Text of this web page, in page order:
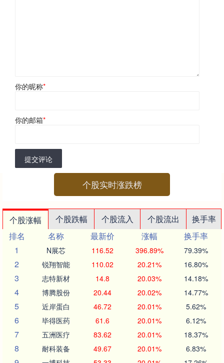
你的昵称*
你的邮箱*
提交评论
个股实时涨跌榜
个股涨幅 个股跌幅 个股流入 个股流出
换手率
排名
名称 最新价 涨幅
换手率
1
N展芯 116.52 396.89% 79.39%
2 锐翔智能 110.02 20.21% 16.80%
3 志特新材 14.8 20.03% 14.18%
4 博腾股份 20.44 20.02% 14.77%
5 近岸蛋白 46.72 20.01% 5.62%
6 毕得医药 61.6 20.01% 6.12%
7 五洲医疗 83.62 20.01% 18.37%
8 耐科装备 49.67 20.01% 6.83%